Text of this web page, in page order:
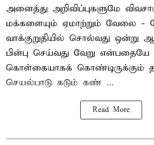
அனைத்து அறிவிப்புகளுமே
மக்களையும் ஏமாற்றும் வேலை -
வாக்குறுதியில் சொல்வது ஒன்று
பின்பு செய்வது வேறு என்பதையே
கொள்கையாகக் கொண்டிருக்கும்
செயல்பாடு கடும் கண் ...
Read More